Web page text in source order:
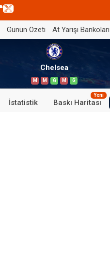
Günün Özeti At Yarışı Bankoları
Chelsea
M M G M G
İstatistik Baskı Haritası
Yeni